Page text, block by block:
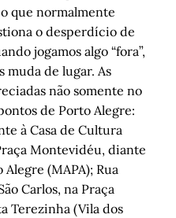
que normalmente
o desperdício de
jogamos algo “fora”,
muda de lugar. As
não somente no
de Porto Alegre:
à Casa de Cultura
Montevidéu, diante
(MAPA); Rua
Carlos, na Praça
Terezinha (Vila dos